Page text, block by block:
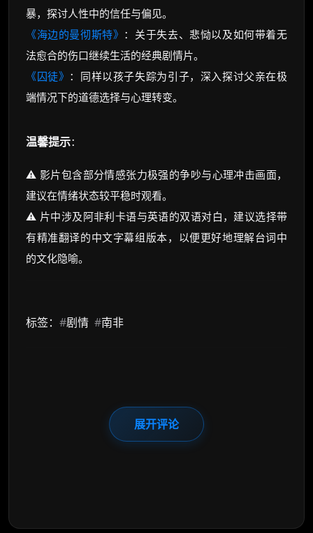
暴，探讨人性中的信任与偏见。
《海边的曼彻斯特》 ：关于失去、悲恸以及如何带着无
法愈合的伤口继续生活的经典剧情片。
《囚徒》 ：同样以孩子失踪为引子，深入探讨父亲在极
端情况下的道德选择与心理转变。
温馨提示：
⚠️ 影片包含部分情感张力极强的争吵与心理冲击画面，
建议在情绪状态较平稳时观看。
⚠️ 片中涉及阿非利卡语与英语的双语对白，建议选择带
有精准翻译的中文字幕组版本，以便更好地理解台词中
的文化隐喻。
标签： #剧情 #南非
展开评论